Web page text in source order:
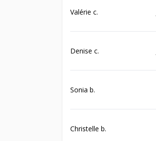
Valérie c.
Denise c.
Sonia b.
Christelle b.